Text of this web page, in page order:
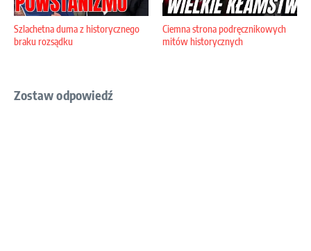
Szlachetna duma z historycznego
braku rozsądku
Ciemna strona podręcznikowych
mitów historycznych
Zostaw odpowiedź